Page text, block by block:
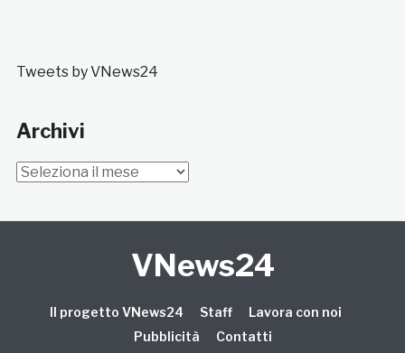
Tweets by VNews24
Archivi
Archivi
VNews24
Il progetto VNews24 Staff
Lavora con noi
Pubblicità
Contatti